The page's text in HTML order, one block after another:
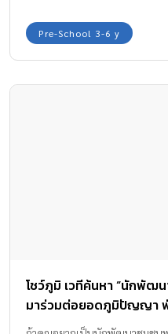
ไม่ชอบเคี้ยว
Pre-School 3-6 y
โชว์ภูมิ เวทีค้นหา “นักพัฒ
มาร่วมต่อยอดภูมิปัญญา พั
ชุมชนเข้มแข็งและยั่งยืน